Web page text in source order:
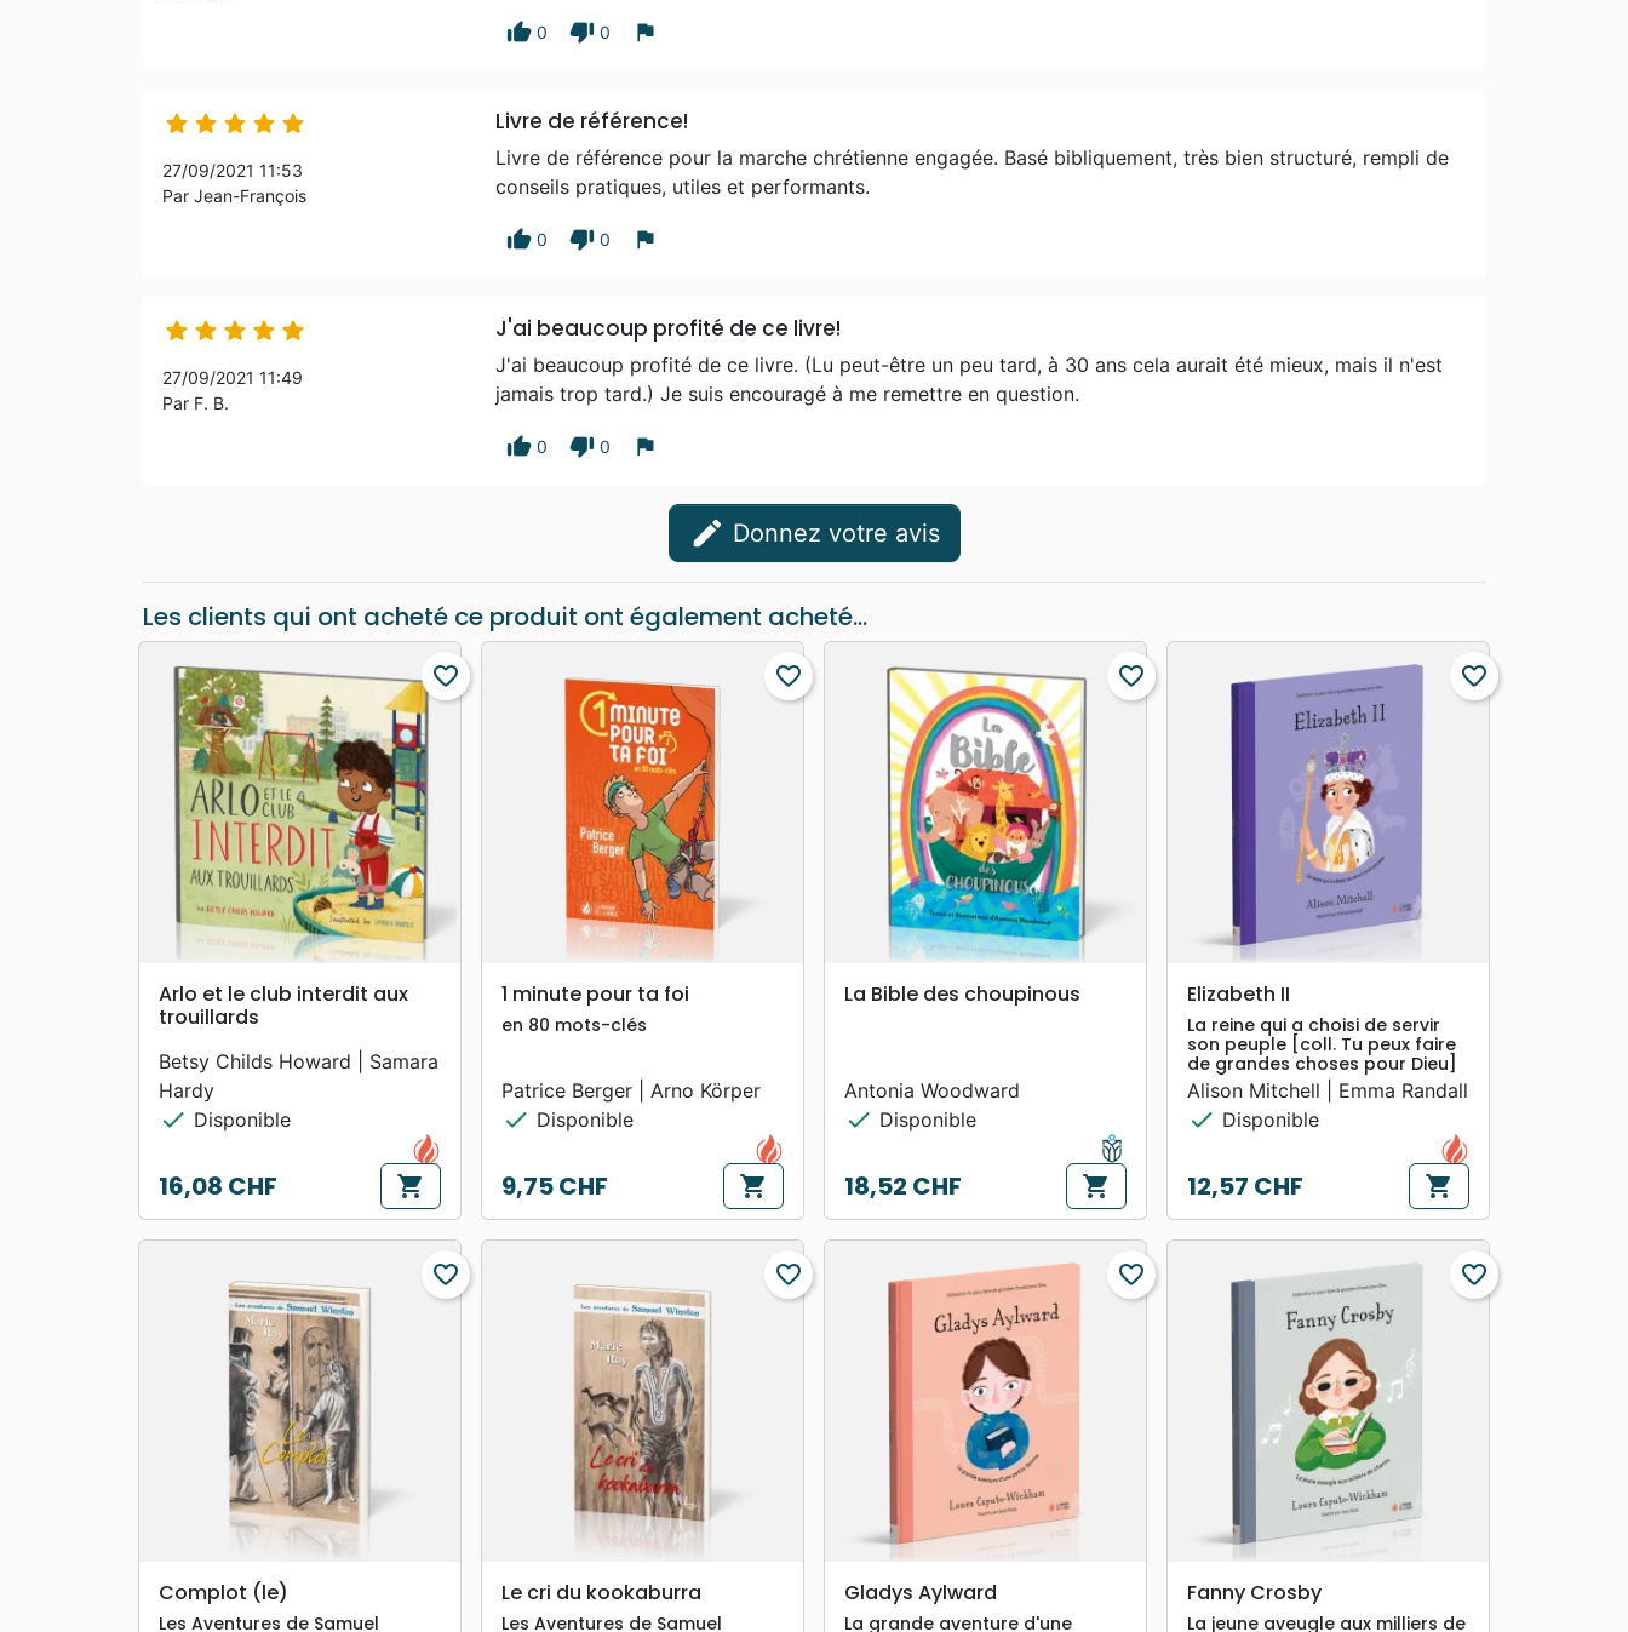
thumb_up 0 thumb_down 0 flag
    
27/09/2021 11:53
Par Jean-François
Livre de référence!
Livre de référence pour la marche chrétienne engagée. Basé bibliquement, très bien structuré, rempli de
conseils pratiques, utiles et performants.
thumb_up 0 thumb_down 0 flag
    
27/09/2021 11:49
Par F. B.
J'ai beaucoup profité de ce livre!
J'ai beaucoup profité de ce livre. (Lu peut-être un peu tard, à 30 ans cela aurait été mieux, mais il n'est
jamais trop tard.) Je suis encouragé à me remettre en question.
thumb_up 0 thumb_down 0 flag
edit Donnez votre avis
Les clients qui ont acheté ce produit ont également acheté...
search APERÇU RAPIDE
favorite_border
Arlo et le club interdit aux
trouillards
Betsy Childs Howard | Samara
Hardy
check Disponible
Prix
16,08 CHF shopping_cart
search APERÇU RAPIDE
favorite_border
1 minute pour ta foi
en 80 mots-clés
Patrice Berger | Arno Körper
check Disponible
Prix
9,75 CHF shopping_cart
search APERÇU RAPIDE
favorite_border
La Bible des choupinous
Antonia Woodward
check Disponible
Prix
18,52 CHF shopping_cart
search APERÇU RAPIDE
favorite_border
Elizabeth II
La reine qui a choisi de servir
son peuple [coll. Tu peux faire
de grandes choses pour Dieu]
Alison Mitchell | Emma Randall
check Disponible
Prix
12,57 CHF shopping_cart
search APERÇU RAPIDE
favorite_border
Complot (le)
Les Aventures de Samuel
search APERÇU RAPIDE
favorite_border
Le cri du kookaburra
Les Aventures de Samuel
APERÇU RAPIDE
favorite_border
Gladys Aylward
La grande aventure d'une
search APERÇU RAPIDE
favorite_border
Fanny Crosby
La jeune aveugle aux milliers de